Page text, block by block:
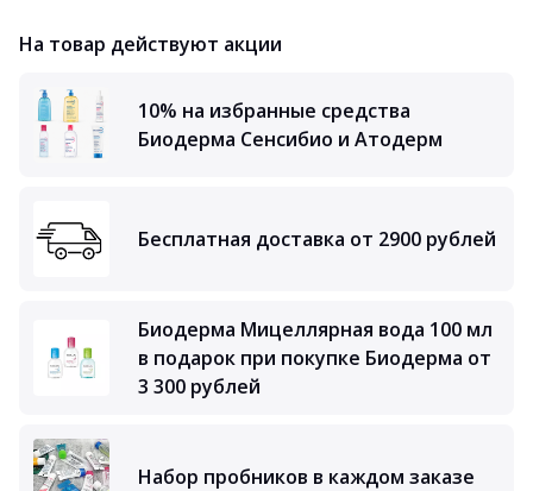
На товар действуют акции
10% на избранные средства
Биодерма Сенсибио и Атодерм
Бесплатная доставка от 2900 рублей
Биодерма Мицеллярная вода 100 мл
в подарок при покупке Биодерма от
3 300 рублей
Набор пробников в каждом заказе